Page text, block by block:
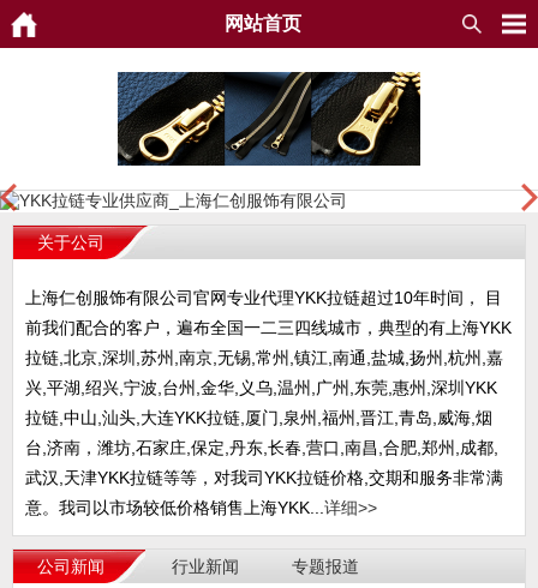
网站首页
关于公司
上海仁创服饰有限公司官网专业代理YKK拉链超过10年时间， 目
前我们配合的客户，遍布全国一二三四线城市，典型的有上海YKK
拉链,北京,深圳,苏州,南京,无锡,常州,镇江,南通,盐城,扬州,杭州,嘉
兴,平湖,绍兴,宁波,台州,金华,义乌,温州,广州,东莞,惠州,深圳YKK
拉链,中山,汕头,大连YKK拉链,厦门,泉州,福州,晋江,青岛,威海,烟
台,济南，潍坊,石家庄,保定,丹东,长春,营口,南昌,合肥,郑州,成都,
武汉,天津YKK拉链等等，对我司YKK拉链价格,交期和服务非常满
意。我司以市场较低价格销售上海YKK... 详细>>
公司新闻 行业新闻 专题报道